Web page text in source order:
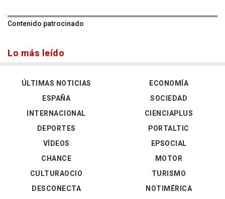
Contenido patrocinado
Lo más leído
ÚLTIMAS NOTICIAS
ESPAÑA
INTERNACIONAL
DEPORTES
VÍDEOS
ECONOMÍA
SOCIEDAD
CIENCIAPLUS
PORTALTIC
EPSOCIAL
CHANCE
CULTURAOCIO
DESCONECTA
MOTOR
TURISMO
NOTIMÉRICA